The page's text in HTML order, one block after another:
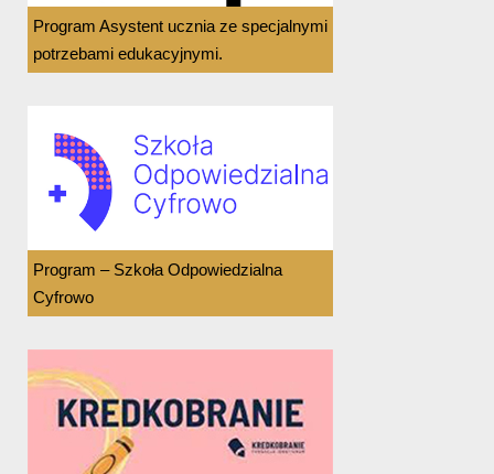
Program Asystent ucznia ze specjalnymi
potrzebami edukacyjnymi.
Program – Szkoła Odpowiedzialna
Cyfrowo